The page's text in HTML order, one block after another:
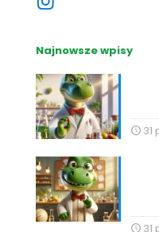
Najnowsze wpisy
31
31